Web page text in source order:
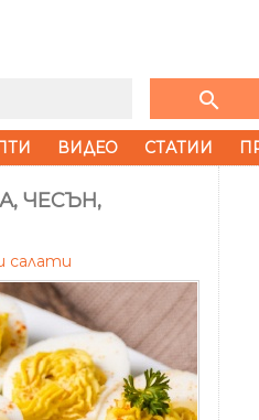
search
ВИДЕО СТАТИИ
ЧЕСЪН,
салати